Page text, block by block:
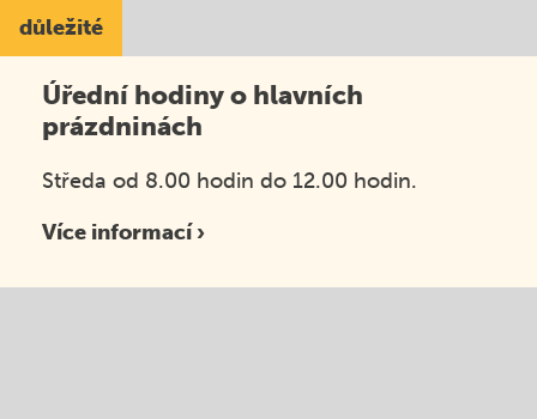
důležité
Úřední hodiny o hlavních
prázdninách
Středa od 8.00 hodin do 12.00 hodin.
Více informací ›